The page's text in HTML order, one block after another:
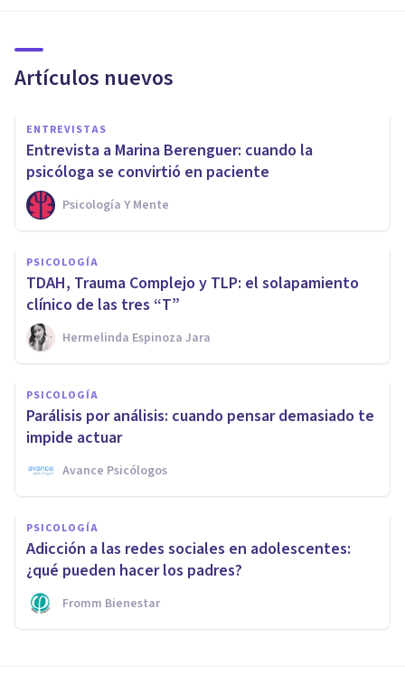
Artículos nuevos
ENTREVISTAS
Entrevista a Marina Berenguer: cuando la
psicóloga se convirtió en paciente
Psicología Y Mente
PSICOLOGÍA
TDAH, Trauma Complejo y TLP: el solapamiento
clínico de las tres “T”
Hermelinda Espinoza Jara
PSICOLOGÍA
Parálisis por análisis: cuando pensar demasiado te
impide actuar
Avance Psicólogos
PSICOLOGÍA
Adicción a las redes sociales en adolescentes:
¿qué pueden hacer los padres?
Fromm Bienestar